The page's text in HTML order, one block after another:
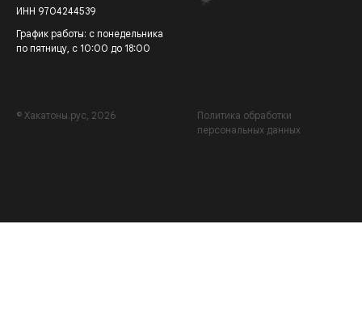
ИНН 9704244539
График работы: с понедельника
по пятницу, с 10:00 до 18:00
© Хакатоны.рус, 2026
Политика обработки
персональных данных